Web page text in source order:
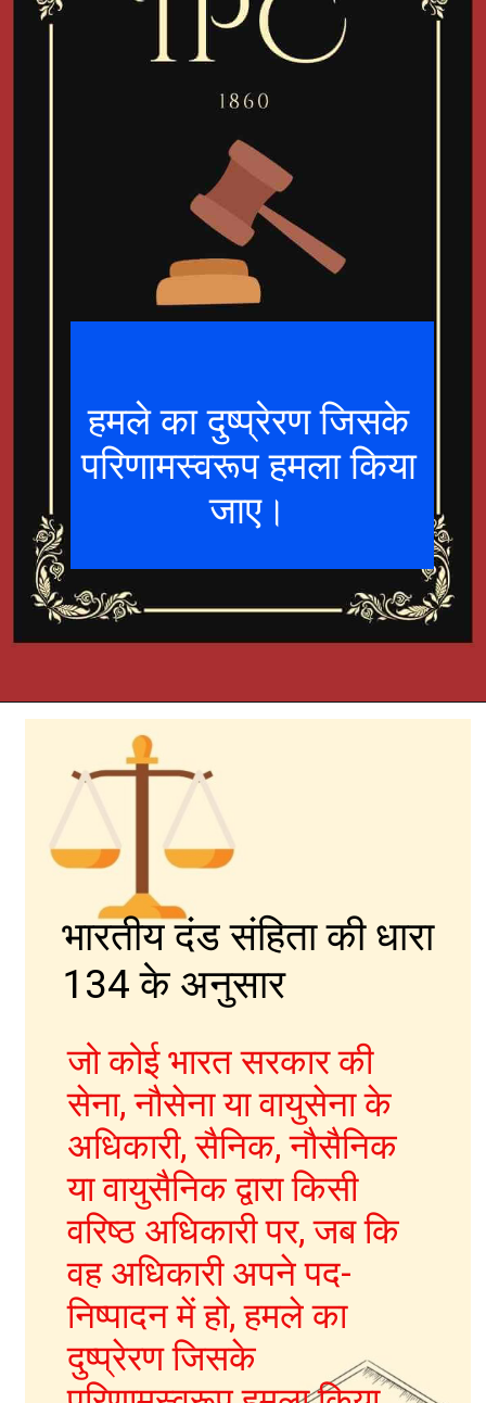
हमले का दुष्प्रेरण जिसके
परिणामस्वरूप हमला किया
जाए।
IPC की धारा 403
जो कोई भारत सरकार की
सेना, नौसेना या वायुसेना के
अधिकारी, सैनिक, नौसैनिक
या वायुसैनिक द्वारा किसी
वरिष्ठ अधिकारी पर, जब कि
वह अधिकारी अपने पद-
निष्पादन में हो, हमले का
दुष्प्रेरण जिसके
भारतीय दंड संहिता की धारा
134 के अनुसार